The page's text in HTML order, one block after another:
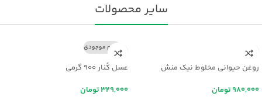
سایر محصولات
روغن حیوانی مخلوط نیک منش
تومان
اتمام موجودی
عسل کُنار ۹۰۰ گرمی
تومان